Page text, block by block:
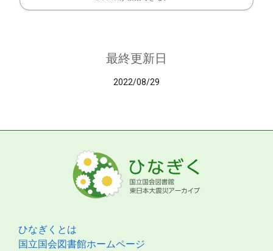
最終更新日
2022/08/29
ひなぎくとは
国立国会図書館ホームページ